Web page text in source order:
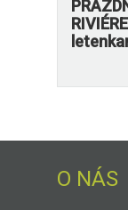
O NÁS